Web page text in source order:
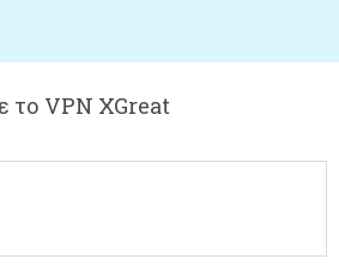
το VPN XGreat